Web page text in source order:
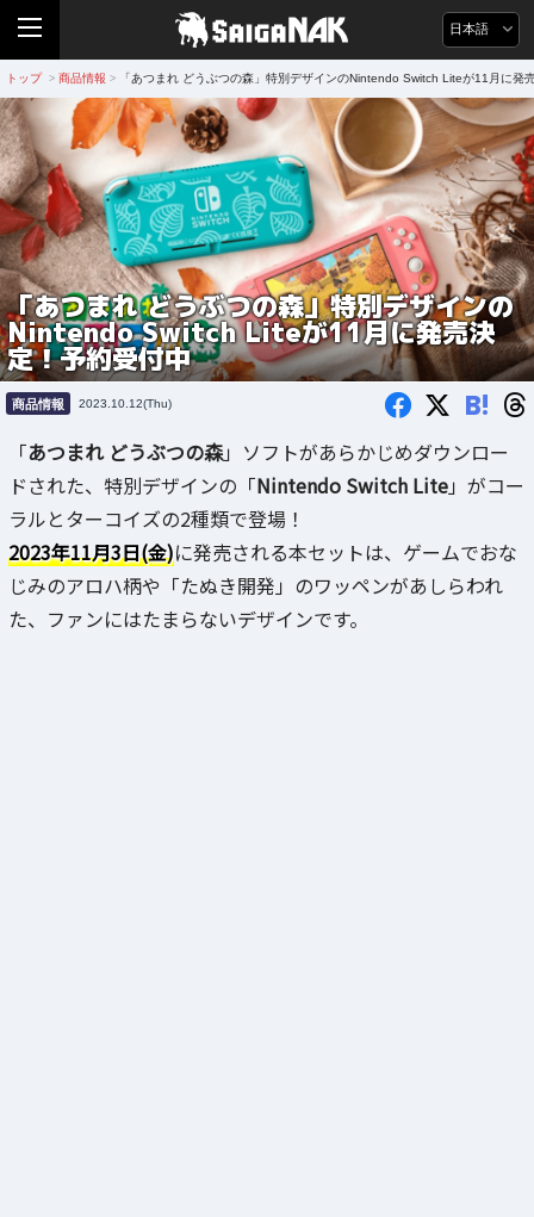
日本語
トップ > 商品情報 > 「あつまれ どうぶつの森」特別デザインのNintendo Switch Liteが11月に発
「あつまれ どうぶつの森」特別デザインの
Nintendo Switch Liteが11月に発売決
定！予約受付中
商品情報 2023.10.12(Thu) B!
「あつまれ どうぶつの森」ソフトがあらかじめダウンロー
ドされた、特別デザインの「Nintendo Switch Lite」がコー
ラルとターコイズの2種類で登場！
2023年11月3日(金)に発売される本セットは、ゲームでおな
じみのアロハ柄や「たぬき開発」のワッペンがあしらわれ
た、ファンにはたまらないデザインです。